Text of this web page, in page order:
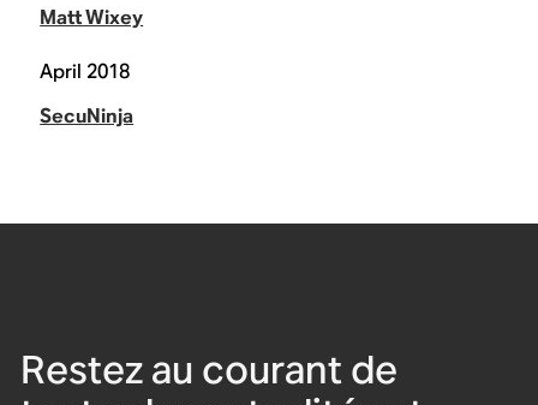
Matt Wixey
April 2018
SecuNinja
Restez au courant de